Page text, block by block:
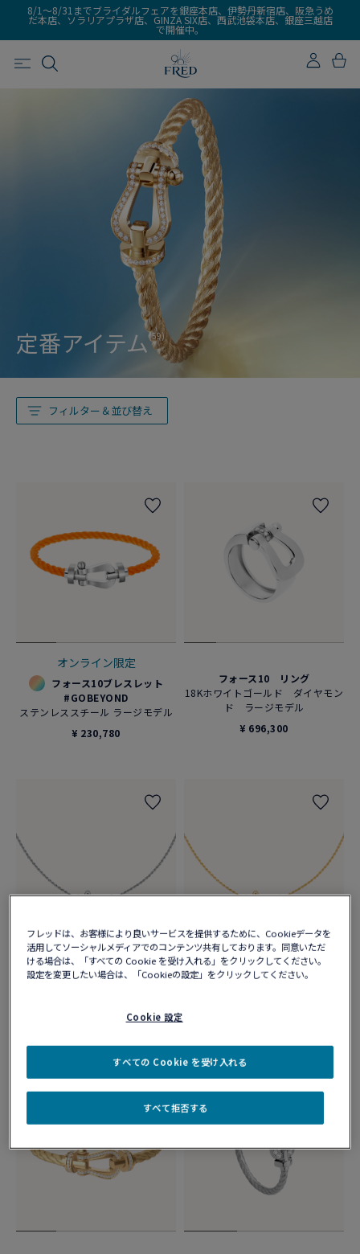
8/1～8/31までブライダルフェアを銀座本店、伊勢丹新宿店、阪急うめ
だ本店、ソラリアプラザ店、GINZA SIX店、西武池袋本店、銀座三越店
で開催中。
定番アイテム(59)
フィルター＆並び替え
オンライン限定
フォース10ブレスレット
#GOBEYOND
ステンレススチール ラージモデル
¥ 230,780
フォース10 リング
18Kホワイトゴールド ダイヤモン
ド ラージモデル
¥ 696,300
フォース10 ネックレス
フォース10 ネックレス
フレッドは、お客様により良いサービスを提供するために、Cookieデータを
活用してソーシャルメディアでのコンテンツ共有しております。同意いただ
ける場合は、「すべての Cookie を受け入れる」をクリックしてください。
設定を変更したい場合は、「Cookieの設定」をクリックしてください。
Cookie 設定
すべて拒否する
すべての Cookie を受け入れる